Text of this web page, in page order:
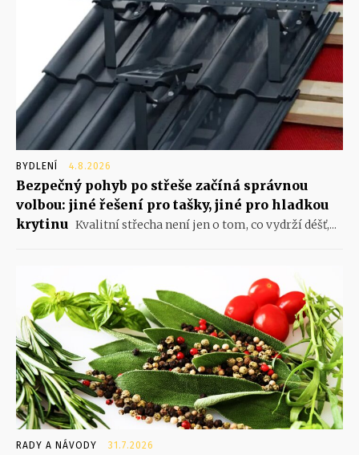
BYDLENÍ 4.8.2026
Bezpečný pohyb po střeše začíná správnou
volbou: jiné řešení pro tašky, jiné pro hladkou
krytinu Kvalitní střecha není jen o tom, co vydrží déšť,...
RADY A NÁVODY 31.7.2026